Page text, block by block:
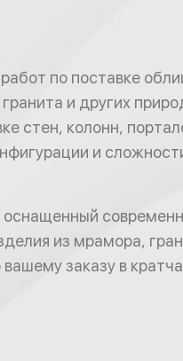
по поставке
и других
стен, колонн,
и
оснащенный
из мрамора,
заказу в